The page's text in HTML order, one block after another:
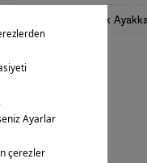
Nike Kadın Günlük